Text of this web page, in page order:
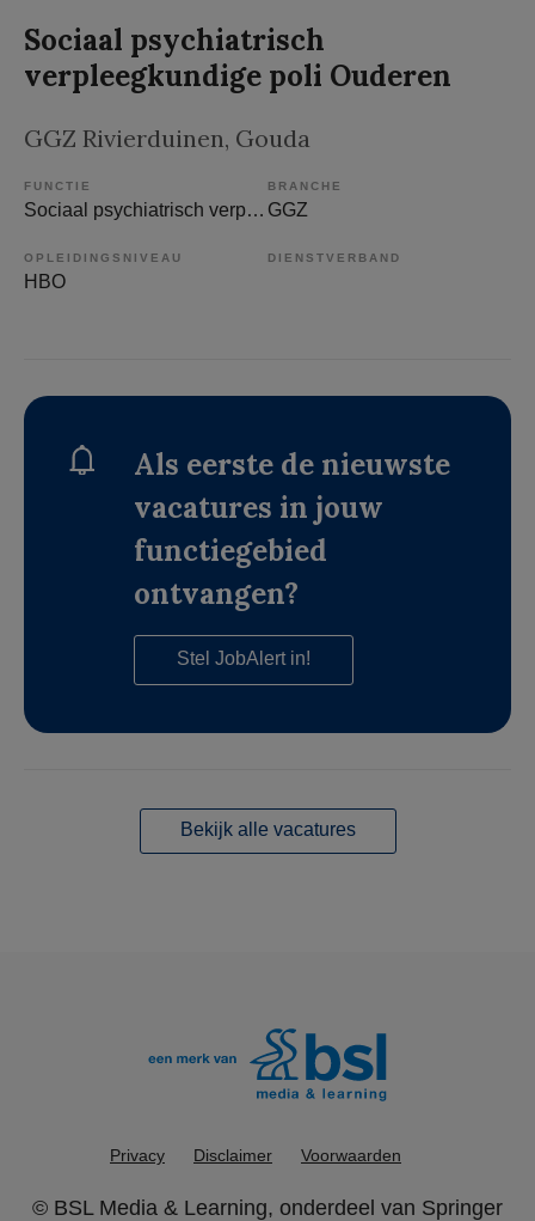
Sociaal psychiatrisch
verpleegkundige poli Ouderen
GGZ Rivierduinen, Gouda
FUNCTIE
Sociaal psychiatrisch verpleegkundige
BRANCHE
GGZ
OPLEIDINGSNIVEAU
HBO
DIENSTVERBAND
Als eerste de nieuwste
vacatures in jouw
functiegebied
ontvangen?
Stel JobAlert in!
Bekijk alle vacatures
Privacy Disclaimer Voorwaarden
© BSL Media & Learning, onderdeel van Springer